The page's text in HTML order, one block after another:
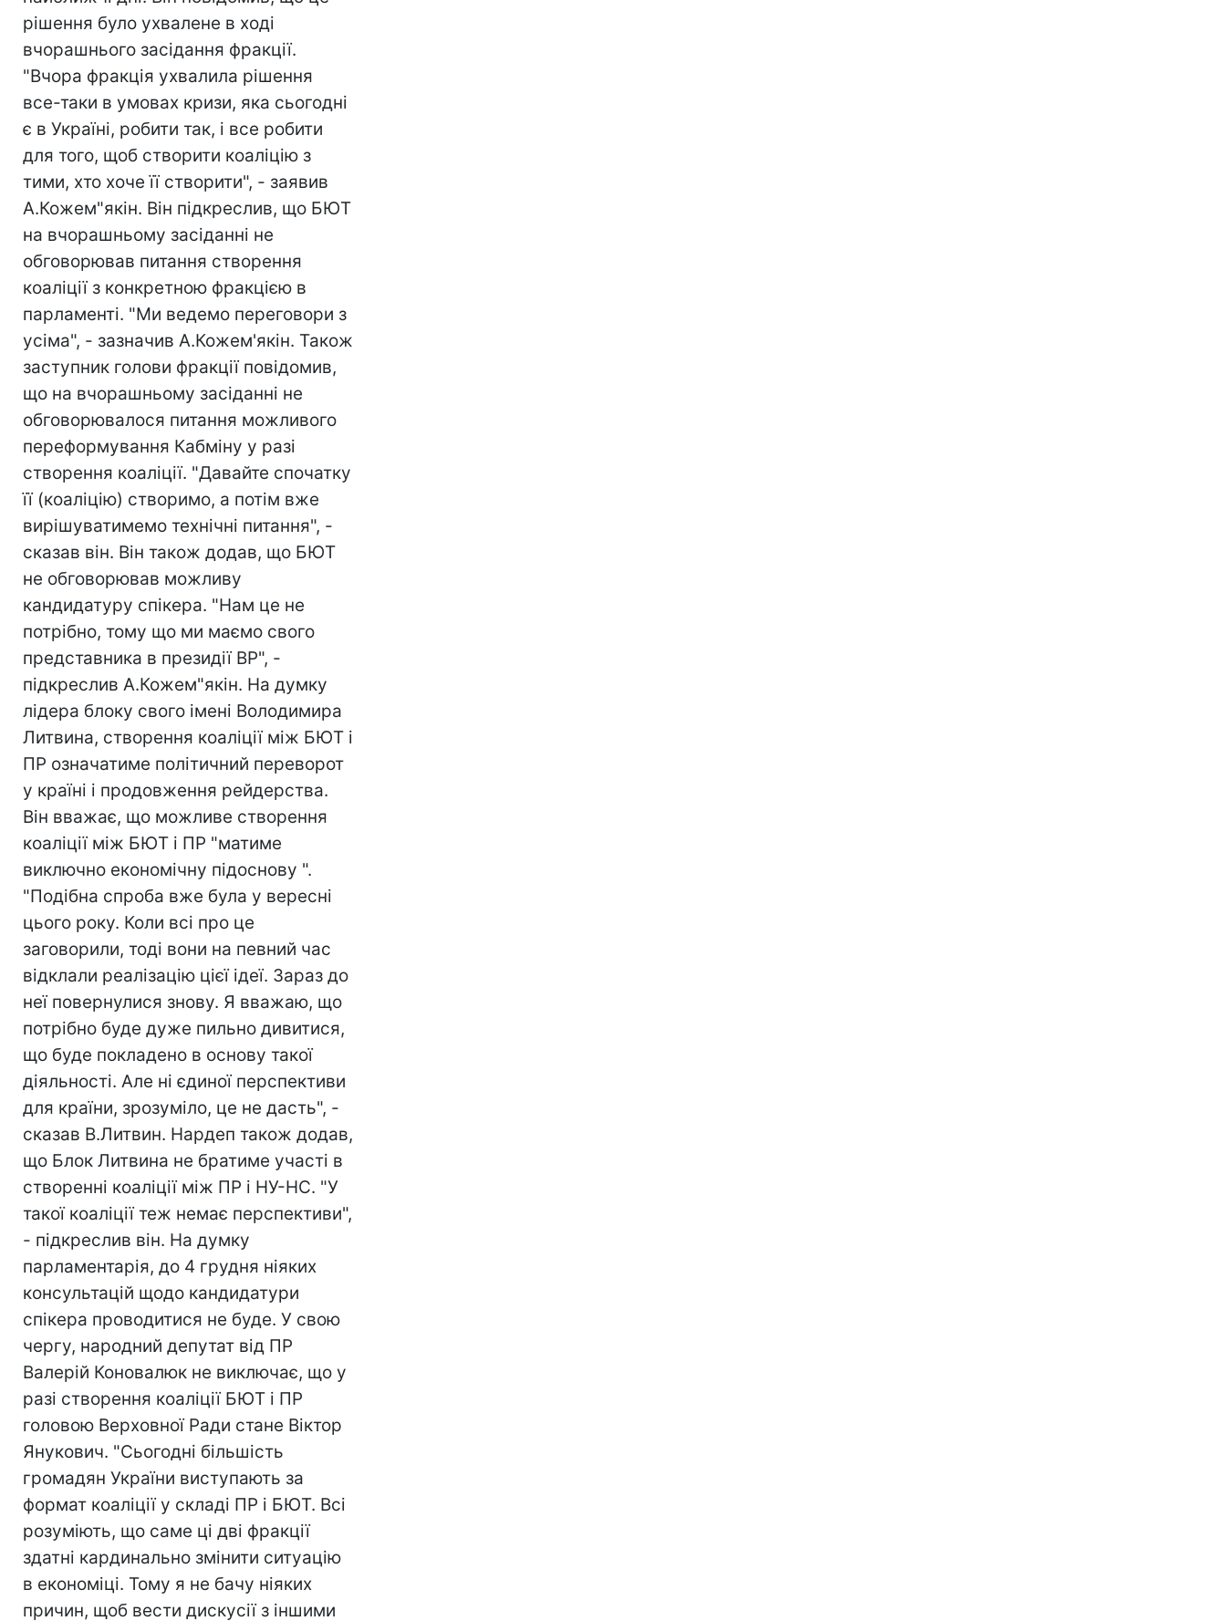
рішення було ухвалене в ході
вчорашнього засідання фракції.
"Вчора фракція ухвалила рішення
все-таки в умовах кризи, яка сьогодні
є в Україні, робити так, і все робити
для того, щоб створити коаліцію з
тими, хто хоче її створити", - заявив
А.Кожем"якін. Він підкреслив, що БЮТ
на вчорашньому засіданні не
обговорював питання створення
коаліції з конкретною фракцією в
парламенті. "Ми ведемо переговори з
усіма", - зазначив А.Кожем'якін. Також
заступник голови фракції повідомив,
що на вчорашньому засіданні не
обговорювалося питання можливого
переформування Кабміну у разі
створення коаліції. "Давайте спочатку
її (коаліцію) створимо, а потім вже
вирішуватимемо технічні питання", -
сказав він. Він також додав, що БЮТ
не обговорював можливу
кандидатуру спікера. "Нам це не
потрібно, тому що ми маємо свого
представника в президії ВР", -
підкреслив А.Кожем"якін. На думку
лідера блоку свого імені Володимира
Литвина, створення коаліції між БЮТ і
ПР означатиме політичний переворот
у країні і продовження рейдерства.
Він вважає, що можливе створення
коаліції між БЮТ і ПР "матиме
виключно економічну підоснову ".
"Подібна спроба вже була у вересні
цього року. Коли всі про це
заговорили, тоді вони на певний час
відклали реалізацію цієї ідеї. Зараз до
неї повернулися знову. Я вважаю, що
потрібно буде дуже пильно дивитися,
що буде покладено в основу такої
діяльності. Але ні єдиної перспективи
для країни, зрозуміло, це не дасть", -
сказав В.Литвин. Нардеп також додав,
що Блок Литвина не братиме участі в
створенні коаліції між ПР і НУ-НС. "У
такої коаліції теж немає перспективи",
- підкреслив він. На думку
парламентарія, до 4 грудня ніяких
консультацій щодо кандидатури
спікера проводитися не буде. У свою
чергу, народний депутат від ПР
Валерій Коновалюк не виключає, що у
разі створення коаліції БЮТ і ПР
головою Верховної Ради стане Віктор
Янукович. "Сьогодні більшість
громадян України виступають за
формат коаліції у складі ПР і БЮТ. Всі
розуміють, що саме ці дві фракції
здатні кардинально змінити ситуацію
в економіці. Тому я не бачу ніяких
причин, щоб вести дискусії з іншими